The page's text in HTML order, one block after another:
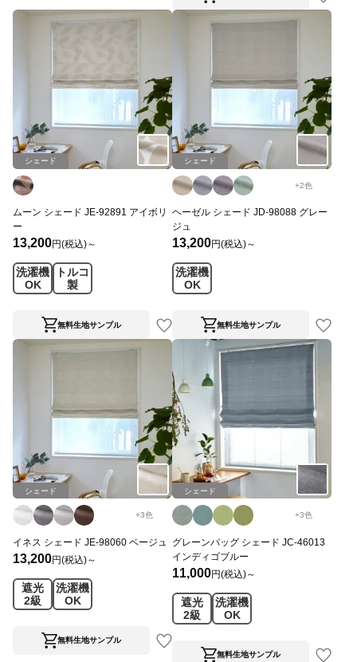
シェード
ムーン シェード JE-92891 アイボリ
ー
13,200円(税込)～
洗濯機
OK
トルコ
製
無料生地サンプル
シェード
+2色
ヘーゼル シェード JD-98088 グレー
ジュ
13,200円(税込)～
洗濯機
OK
無料生地サンプル
シェード
+3色
イネス シェード JE-98060 ベージュ
13,200円(税込)～
遮光
2級
洗濯機
OK
無料生地サンプル
シェード
+3色
グレーンバッグ シェード JC-46013
インディゴブルー
11,000円(税込)～
遮光
2級
洗濯機
OK
無料生地サンプル